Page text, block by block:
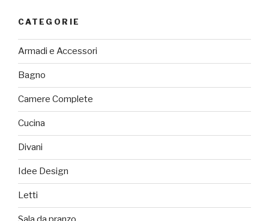
CATEGORIE
Armadi e Accessori
Bagno
Camere Complete
Cucina
Divani
Idee Design
Letti